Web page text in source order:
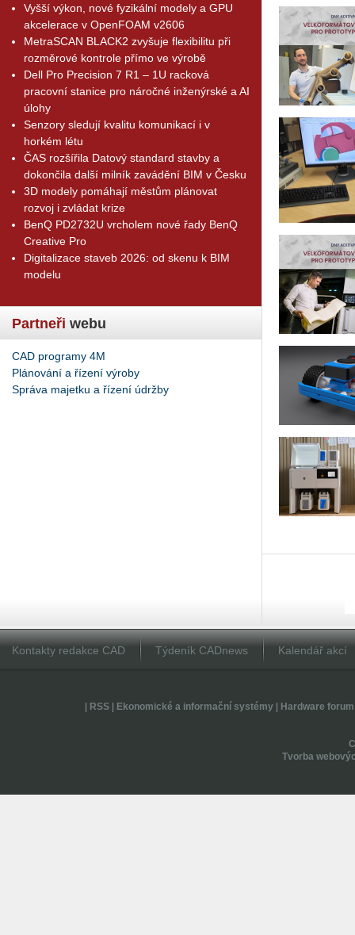
Vyšší výkon, nové fyzikální modely a GPU
akcelerace v OpenFOAM v2606
MetraSCAN BLACK2 zvyšuje flexibilitu při
rozměrové kontrole přímo ve výrobě
Dell Pro Precision 7 R1 – 1U racková
pracovní stanice pro náročné inženýrské a AI
úlohy
Senzory sledují kvalitu komunikací i v
horkém létu
ČAS rozšířila Datový standard stavby a
dokončila další milník zavádění BIM v Česku
3D modely pomáhají městům plánovat
rozvoj i zvládat krize
BenQ PD2732U vrcholem nové řady BenQ
Creative Pro
Digitalizace staveb 2026: od skenu k BIM
modelu
Partneři webu
CAD programy 4M
Plánování a řízení výroby
Správa majetku a řízení údržby
Kontakty redakce CAD Týdeník CADnews Kalendář akcí
RSS| Ekonomické a informační systémy| Hardware forum
Tvorba